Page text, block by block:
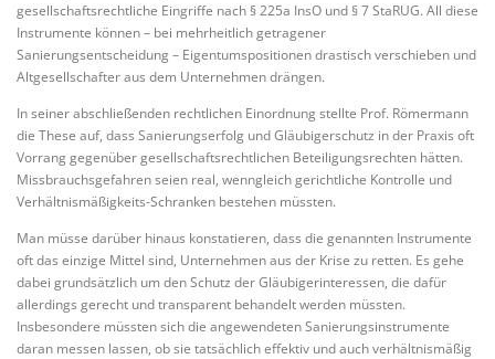
gesellschaftsrechtliche Eingriffe nach § 225a InsO und § 7 StaRUG. All diese
Instrumente können – bei mehrheitlich getragener
Sanierungsentscheidung – Eigentumspositionen drastisch verschieben und
Altgesellschafter aus dem Unternehmen drängen.
In seiner abschließenden rechtlichen Einordnung stellte Prof. Römermann
die These auf, dass Sanierungserfolg und Gläubigerschutz in der Praxis oft
Vorrang gegenüber gesellschaftsrechtlichen Beteiligungsrechten hätten.
Missbrauchsgefahren seien real, wenngleich gerichtliche Kontrolle und
Verhältnismäßigkeits-Schranken bestehen müssten.
Man müsse darüber hinaus konstatieren, dass die genannten Instrumente
oft das einzige Mittel sind, Unternehmen aus der Krise zu retten. Es gehe
dabei grundsätzlich um den Schutz der Gläubigerinteressen, die dafür
allerdings gerecht und transparent behandelt werden müssten.
Insbesondere müssten sich die angewendeten Sanierungsinstrumente
daran messen lassen, ob sie tatsächlich effektiv und auch verhältnismäßig